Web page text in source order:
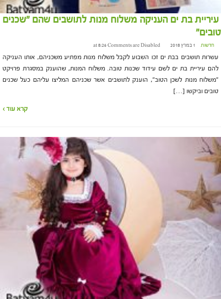
עיריית בת ים העניקה משלוח מנות לתושבים שהם "שכנים
טובים"
חדשות 1 במרץ 2018 at 8:26 Comments are Disabled
עשרות תושבים בבת ים זכו השבוע לקבל משלוח מנות מפתיע משכניהם, אותו העניקה
להם עיריית בת ים לשם עידוד שכנות טובה. משלוח המנות, שהוענק במסגרת פרויקט
"משלוח מנות לשכן הטוב", הוענק לתושבים אשר שכניהם המליצו עליהם כעל שכנים
טובים וביקשו […]
קרא עוד ›